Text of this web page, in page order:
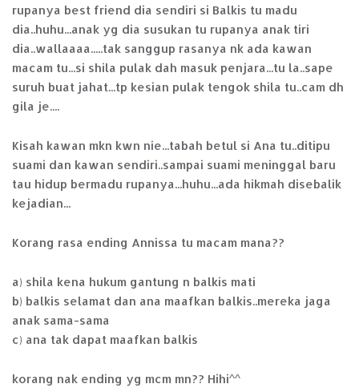
rupanya best friend dia sendiri si Balkis tu madu
dia..huhu...anak yg dia susukan tu rupanya anak tiri
dia..wallaaaa.....tak sanggup rasanya nk ada kawan
macam tu...si shila pulak dah masuk penjara...tu la..sape
suruh buat jahat...tp kesian pulak tengok shila tu..cam dh
gila je....
Kisah kawan mkn kwn nie...tabah betul si Ana tu..ditipu
suami dan kawan sendiri..sampai suami meninggal baru
tau hidup bermadu rupanya...huhu...ada hikmah disebalik
kejadian...
Korang rasa ending Annissa tu macam mana??
a) shila kena hukum gantung n balkis mati
b) balkis selamat dan ana maafkan balkis..mereka jaga
anak sama-sama
c) ana tak dapat maafkan balkis
korang nak ending yg mcm mn?? Hihi^^